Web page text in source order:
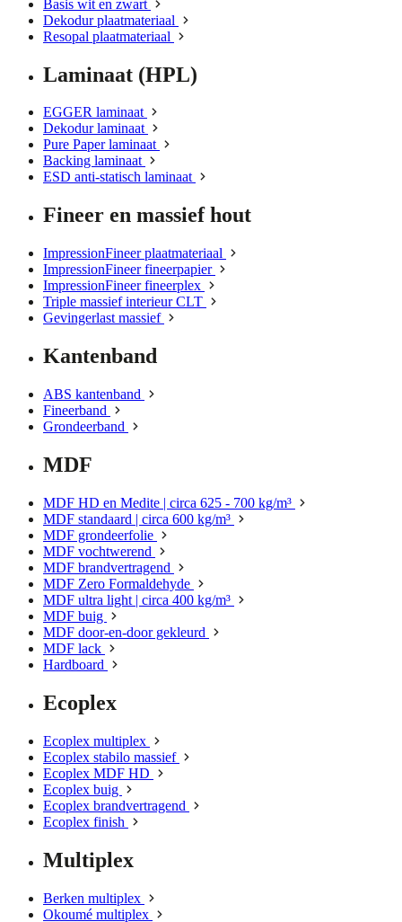
Basis wit en zwart
Dekodur plaatmateriaal
Resopal plaatmateriaal
Laminaat (HPL)
EGGER laminaat
Dekodur laminaat
Pure Paper laminaat
Backing laminaat
ESD anti-statisch laminaat
Fineer en massief hout
ImpressionFineer plaatmateriaal
ImpressionFineer fineerpapier
ImpressionFineer fineerplex
Triple massief interieur CLT
Gevingerlast massief
Kantenband
ABS kantenband
Fineerband
Grondeerband
MDF
MDF HD en Medite | circa 625 - 700 kg/m³
MDF standaard | circa 600 kg/m³
MDF grondeerfolie
MDF vochtwerend
MDF brandvertragend
MDF Zero Formaldehyde
MDF ultra light | circa 400 kg/m³
MDF buig
MDF door-en-door gekleurd
MDF lack
Hardboard
Ecoplex
Ecoplex multiplex
Ecoplex stabilo massief
Ecoplex MDF HD
Ecoplex buig
Ecoplex brandvertragend
Ecoplex finish
Multiplex
Berken multiplex
Okoumé multiplex